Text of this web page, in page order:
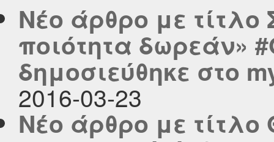
Νέο άρθρο με
ποιότητα δωρεάν»
δημοσιεύθηκε στο
2016-03-23
Νέο άρθρο με